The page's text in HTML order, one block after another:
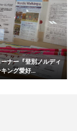
ナー『登別ノルディ
ング愛好...